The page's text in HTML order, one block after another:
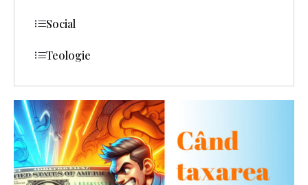
Social
Teologie